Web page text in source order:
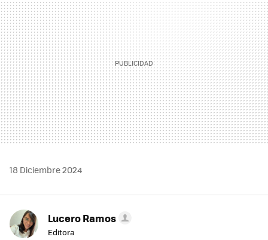
18 Diciembre 2024
Lucero Ramos
Editora